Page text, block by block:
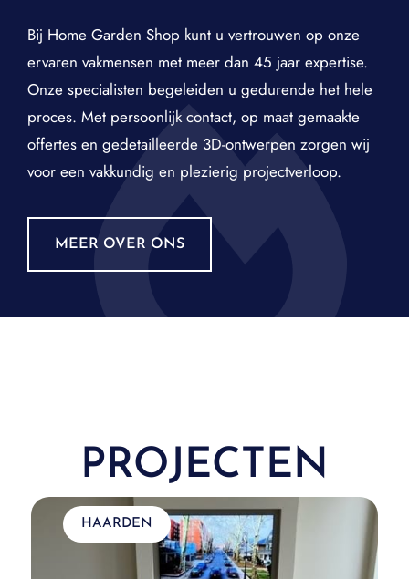
Bij Home Garden Shop kunt u vertrouwen op onze
ervaren vakmensen met meer dan 45 jaar expertise.
Onze specialisten begeleiden u gedurende het hele
proces. Met persoonlijk contact, op maat gemaakte
offertes en gedetailleerde 3D-ontwerpen zorgen wij
voor een vakkundig en plezierig projectverloop.
MEER OVER ONS
PROJECTEN
HAARDEN